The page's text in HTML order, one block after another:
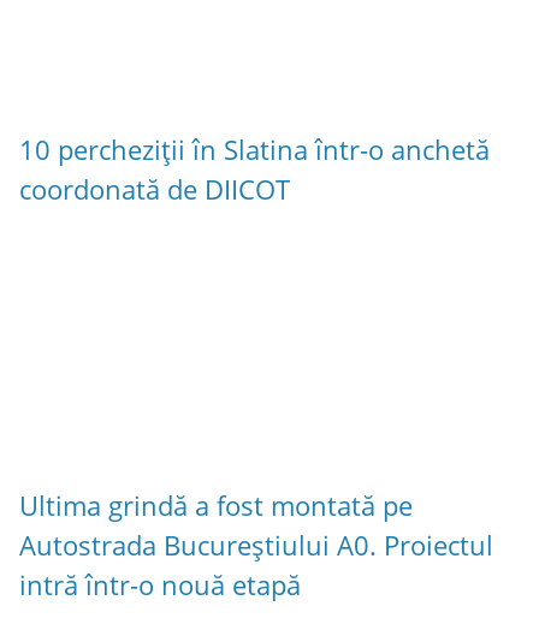
10 percheziții în Slatina într-o anchetă
coordonată de DIICOT
Ultima grindă a fost montată pe
Autostrada Bucureștiului A0. Proiectul
intră într-o nouă etapă